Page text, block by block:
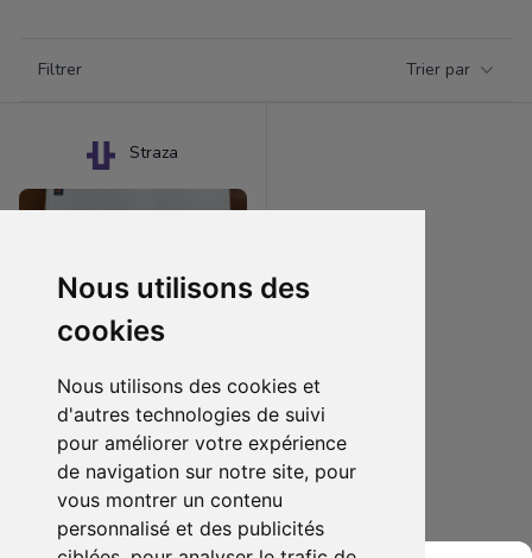
Nous utilisons des
cookies
Nous utilisons des cookies et
d'autres technologies de suivi
pour améliorer votre expérience
de navigation sur notre site, pour
vous montrer un contenu
personnalisé et des publicités
Filtrer Trier par
Straza
90.00 € 1
Final fantasy 9 le guide officiel français
Ajouter au lot